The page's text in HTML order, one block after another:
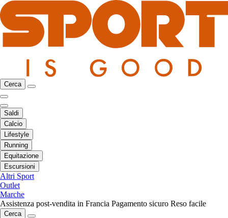
Cerca
Saldi
Calcio
Lifestyle
Running
Equitazione
Escursioni
Altri Sport
Outlet
Marche
Assistenza post-vendita in Francia Pagamento sicuro Reso facile
Cerca